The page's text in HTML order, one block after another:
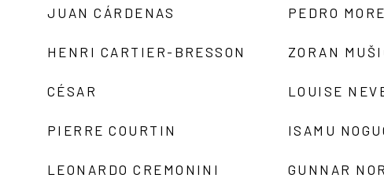
JUAN CÁRDENAS
HENRI CARTIER-BRESSON
CÉSAR
PIERRE COURTIN
LEONARDO CREMONINI
PEDRO
ZORAN
LOUISE
ISAMU
GUNNAR